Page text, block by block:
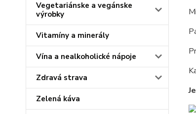
Vegetariánske a vegánske
výrobky
Vitamíny a minerály
Vína a nealkoholické nápoje
Zdravá strava
Zelená káva